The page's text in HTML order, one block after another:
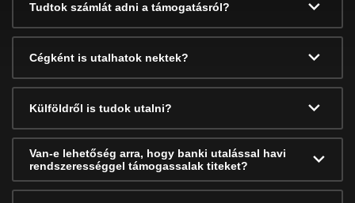
Tudtok számlát adni a támogatásról?
Cégként is utalhatok nektek?
Külföldről is tudok utalni?
Van-e lehetőség arra, hogy banki utalással havi
rendszerességgel támogassalak titeket?